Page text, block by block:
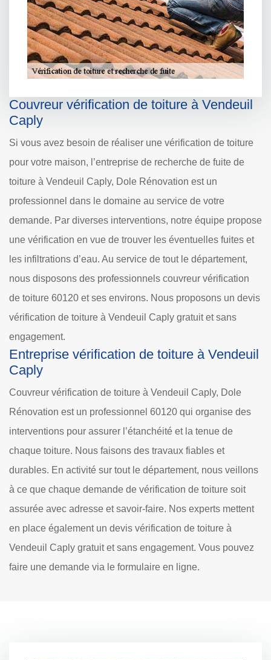
Couvreur vérification de toiture à Vendeuil
Caply
Si vous avez besoin de réaliser une vérification de toiture
pour votre maison, l’entreprise de recherche de fuite de
toiture à Vendeuil Caply, Dole Rénovation est un
professionnel dans le domaine au service de votre
demande. Par diverses interventions, notre équipe propose
une vérification en vue de trouver les éventuelles fuites et
les infiltrations d’eau. Au service de tout le département,
nous disposons des professionnels couvreur vérification
de toiture 60120 et ses environs. Nous proposons un devis
vérification de toiture à Vendeuil Caply gratuit et sans
engagement.
Entreprise vérification de toiture à Vendeuil
Caply
Couvreur vérification de toiture à Vendeuil Caply, Dole
Rénovation est un professionnel 60120 qui organise des
interventions pour assurer l’étanchéité et la tenue de
chaque toiture. Nous faisons des travaux fiables et
durables. En activité sur tout le département, nous veillons
à ce que chaque demande de vérification de toiture soit
assurée avec adresse et savoir-faire. Nos experts mettent
en place également un devis vérification de toiture à
Vendeuil Caply gratuit et sans engagement. Vous pouvez
faire une demande via le formulaire en ligne.